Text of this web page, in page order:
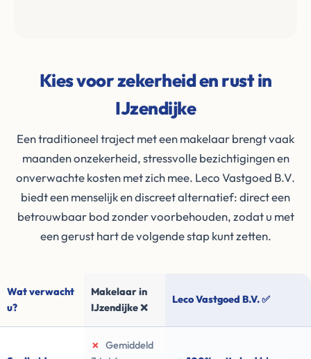
Kies voor zekerheid en rust in
IJzendijke
Een traditioneel traject met een makelaar brengt vaak
maanden onzekerheid, stressvolle bezichtigingen en
onverwachte kosten met zich mee. Leco Vastgoed B.V.
biedt een menselijk en discreet alternatief: direct een
betrouwbaar bod zonder voorbehouden, zodat u met
een gerust hart de volgende stap kunt zetten.
Wat verwacht
u?
Makelaar in
IJzendijke ❌
Leco Vastgoed B.V. ✅
✗
Gemiddeld